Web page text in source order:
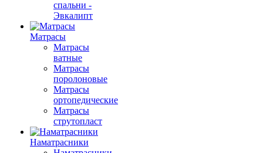
спальни -
Эвкалипт
Матрасы
Матрасы
ватные
Матрасы
поролоновые
Матрасы
ортопедические
Матрасы
струтопласт
Наматрасники